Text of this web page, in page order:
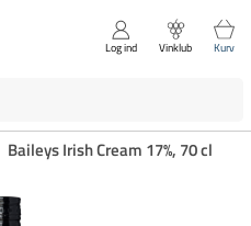
Luk
Log ind Vinklub Kurv
Baileys Irish Cream 17%, 70 cl